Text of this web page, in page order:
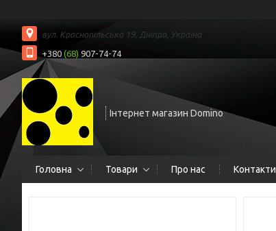
вул. Краснопільська 19, Дніпро, Україна
+380 (68) 907-74-74
Інтернет магазин Domino
Головна Товари Про нас Контакти